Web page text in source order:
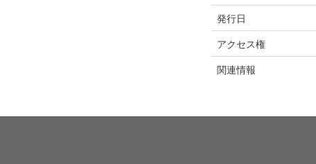
発行日
アクセス権
関連情報